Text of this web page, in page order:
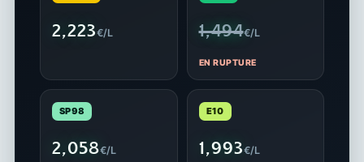
2,223€/L 1,494€/L
EN RUPTURE
SP98
2,058€/L
E10
1,993€/L